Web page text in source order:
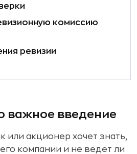
комиссию
ревизии
важное введение
или акционер хочет знать,
компании и не ведет ли